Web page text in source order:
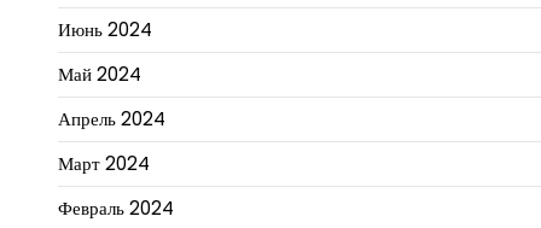
Июнь 2024
Май 2024
Апрель 2024
Март 2024
Февраль 2024